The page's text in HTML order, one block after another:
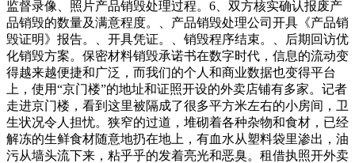
监督录像、照片产品销毁处理过程。6、双方核实确认报废产
品销毁的数量及满意程度。、产品销毁处理公司开具《产品销
毁证明》报告。、开具凭证。、销毁程序结束。、后期回访优
化销毁方案。保密材料销毁承诺书在数字时代，信息的流动变
得越来越便捷和广泛，而我们的个人和商业数据也变得平台
上，使用“京门楼”的地址和证照开设的外卖店铺有多家。记者
走进京门楼，看到这里被隔成了很多平方米左右的小房间，卫
生状况令人担忧。狭窄的过道，堆砌着各种杂物和食材，已经
解冻的生鲜食材随意地扔在地上，有血水从塑料袋里渗出，油
污从墙头流下来，粘乎乎的发着亮光和恶臭。租借执照开外卖